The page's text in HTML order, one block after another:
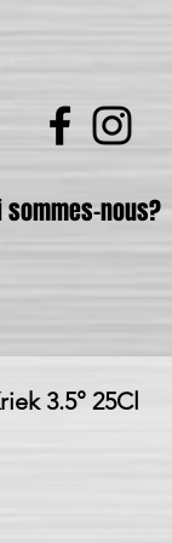
sommes-nous?
3.5° 25Cl